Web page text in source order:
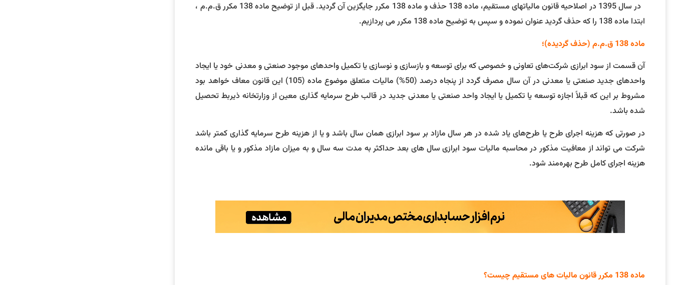
در سال 1395 در اصلاحیه قانون مالیاتهای مستقیم، ماده 138 حذف و ماده 138 مکرر جایگزین آن گردید. قبل از توضیح ماده 138 مکرر ق.م.م ،
ابتدا ماده 138 را که حذف گردید عنوان نموده و سپس به توضیح ماده 138 مکرر می پردازیم.
ماده 138 ق.م.م (حذف گردیده)؛
آن قسمت از سود ابرازی شرکت‌های تعاونی و خصوصی که برای توسعه و بازسازی و نوسازی يا تکميل واحدهای موجود صنعتی و معدنی خود يا ايجاد
واحدهای جديد صنعتی يا معدنی در آن سال مصرف گردد از پنجاه درصد (50%) ماليات متعلق ‌موضوع ماده (105) اين قانون معاف خواهد بود
مشروط بر اين که ‌قبلاً اجازه توسعه يا تکميل يا ايجاد واحد صنعتی يا معدنی جديد در قالب طرح سرمايه گذاری معين از وزارتخانه ذيربط تحصيل
‌شده باشد.
در صورتی که هزينه اجرای طرح يا طرح‌های ياد شده در هر سال مازاد بر سود ابرازی همان سال باشد و يا از هزينه طرح‌ سرمايه گذاری کمتر باشد
شرکت می تواند از معافيت مذکور در محاسبه ماليات سود ابرازی سال های بعد حداکثر به مدت سه سال و به ميزان مازاد مذکور و يا باقی مانده
هزينه اجرای کامل طرح بهره‌مند شود.
ماده 138 مکرر قانون مالیات های مستقیم چیست؟